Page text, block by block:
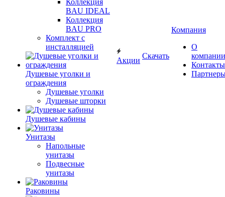
Коллекция
BAU IDEAL
Коллекция
BAU PRO
Комплект с
инсталляцией
Душевые уголки и
ограждения
Душевые уголки
Душевые шторки
Душевые кабины
Унитазы
Напольные
унитазы
Подвесные
унитазы
Раковины
Акции
Скачать
Компания
О
компании
Контакты